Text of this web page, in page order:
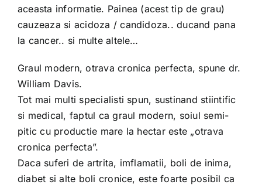
aceasta informatie. Painea (acest tip de grau)
cauzeaza si acidoza / candidoza.. ducand pana
la cancer.. si multe altele…
Graul modern, otrava cronica perfecta, spune dr.
William Davis.
Tot mai multi specialisti spun, sustinand stiintific
si medical, faptul ca graul modern, soiul semi-
pitic cu productie mare la hectar este „otrava
cronica perfecta”.
Daca suferi de artrita, imflamatii, boli de inima,
diabet si alte boli cronice, este foarte posibil ca